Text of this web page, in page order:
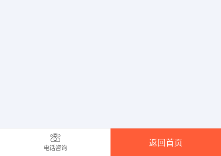
电话咨询
返回首页